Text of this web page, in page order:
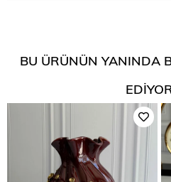
BU ÜRÜNÜN YANINDA